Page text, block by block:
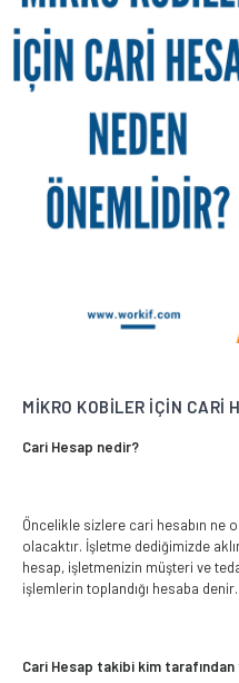
MİKRO KOBİLER İÇİN CARİ
Cari Hesap nedir?
Öncelikle sizlere cari hesabın ne
olacaktır. İşletme dediğimizde
hesap, işletmenizin müşteri ve
işlemlerin toplandığı hesaba denir.
Cari Hesap takibi kim tarafından